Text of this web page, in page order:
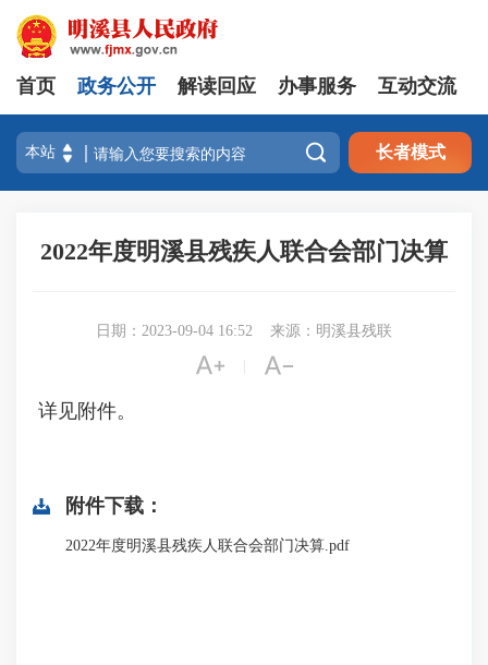
首页 政务公开 解读回应 办事服务 互动交流
 长者模式
2022年度明溪县残疾人联合会部门决算
日期：2023-09-04 16:52 来源：明溪县残联
 
详见附件。
附件下载：
2022年度明溪县残疾人联合会部门决算.pdf